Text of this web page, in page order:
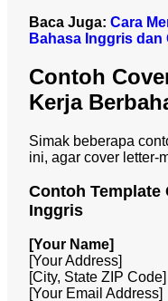
Baca Juga: Cara
Bahasa Inggris
Contoh
Kerja
Simak beberapa
ini, agar cover letter-
Contoh Template
Inggris
[Your Name]
[Your Address]
[City, State ZIP Code]
[Your Email Address]